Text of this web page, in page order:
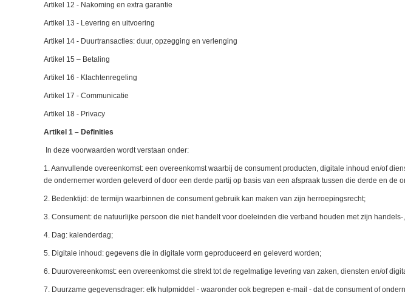
Artikel 12 - Nakoming en extra garantie
Artikel 13 - Levering en uitvoering
Artikel 14 - Duurtransacties: duur, opzegging en verlenging
Artikel 15 – Betaling
Artikel 16 - Klachtenregeling
Artikel 17 - Communicatie
Artikel 18 - Privacy
Artikel 1 – Definities
In deze voorwaarden wordt verstaan onder:
1. Aanvullende overeenkomst: een overeenkomst waarbij de consument producten, digitale inhoud en/of
de ondernemer worden geleverd of door een derde partij op basis van een afspraak tussen die derde en de
2. Bedenktijd: de termijn waarbinnen de consument gebruik kan maken van zijn herroepingsrecht;
3. Consument: de natuurlijke persoon die niet handelt voor doeleinden die verband houden met zijn
4. Dag: kalenderdag;
5. Digitale inhoud: gegevens die in digitale vorm geproduceerd en geleverd worden;
6. Duurovereenkomst: een overeenkomst die strekt tot de regelmatige levering van zaken, diensten en/of
7. Duurzame gegevensdrager: elk hulpmiddel - waaronder ook begrepen e-mail - dat de consument of